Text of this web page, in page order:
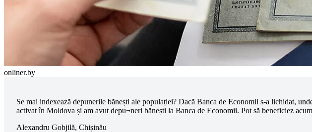
onliner.by
Se mai indexează depunerile bănești ale populației? Dacă Banca de Economii s-a lichidat,
activat în Moldova și am avut depu¬neri bănești la Banca de Economii. Pot să beneficiez
Alexandru Gobjilă, Chișinău